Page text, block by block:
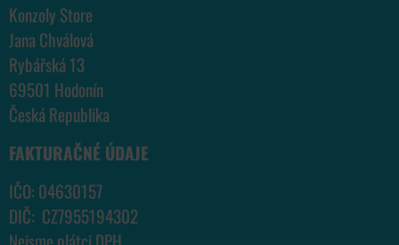
Konzoly Store
Jana Chválová
Rybářská 13
69501 Hodonín
Česká Republika
FAKTURAČNÉ ÚDAJE
IČO: 04630157
DIČ: CZ7955194302